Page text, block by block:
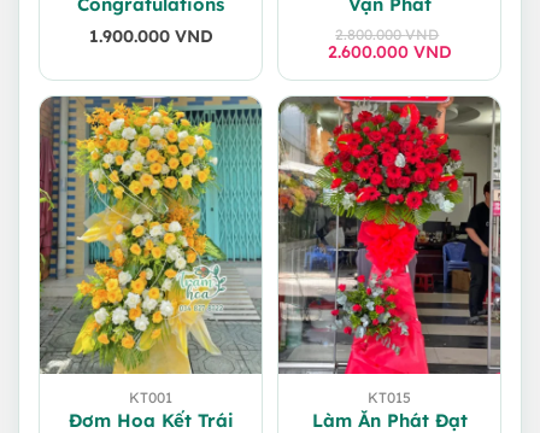
1.900.000 VND 2.800.000VND
Giá
2.800.000 VND.
2.600.000 VND
Giá
là:
2.600.000 VND.
KT001
Đơm Hoa Kết Trái
KT015
Làm Ăn Phát Đạt